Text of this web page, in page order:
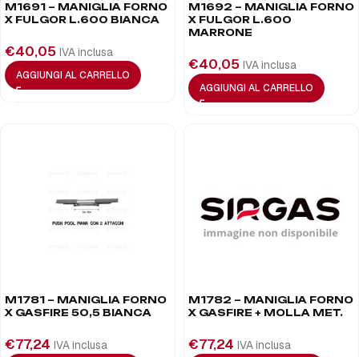
M1691 – MANIGLIA FORNO
X FULGOR L.600 BIANCA
€40,05 IVA inclusa
AGGIUNGI AL CARRELLO
M1692 – MANIGLIA FORNO
X FULGOR L.600
MARRONE
€40,05 IVA inclusa
AGGIUNGI AL CARRELLO
M1781 – MANIGLIA FORNO
X GASFIRE 50,5 BIANCA
€77,24 IVA inclusa
M1782 – MANIGLIA FORNO
X GASFIRE + MOLLA MET.
€77,24 IVA inclusa